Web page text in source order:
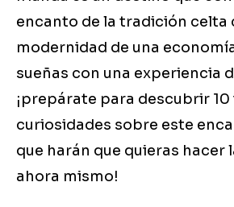
encanto de la tradición celta
modernidad de una
sueñas con una experiencia
¡prepárate para descubrir
curiosidades sobre este
que harán que quieras hacer
ahora mismo!